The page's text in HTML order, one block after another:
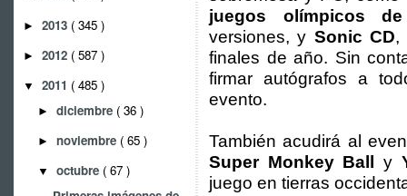
► 2013 ( 345 )
► 2012 ( 587 )
▼ 2011 ( 485 )
► diciembre ( 36 )
► noviembre ( 65 )
▼ octubre ( 67 )
juegos olímpicos
versiones, y Sonic CD,
finales de año. Sin
firmar autógrafos a
evento.
También acudirá al
Super Monkey Ball
y
juego en tierras